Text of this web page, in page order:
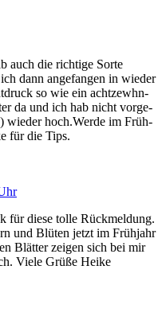
auch die rich­ti­ge Sor­te
dann ange­fan­gen in wie­der
so wie ein acht­ze­whn­
da und ich hab nicht vor­ge­
wie­der hoch.Werde im Früh­
für die Tips.
für die­se tol­le Rück­mel­dung.
und Blü­ten jetzt im Früh­jahr
Blät­ter zei­gen sich bei mir
Vie­le Grü­ße Heike